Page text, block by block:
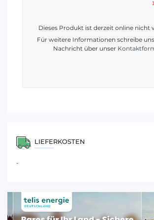
Dieses Produkt ist derzeit online nicht
Für weitere Informationen schreibe
Nachricht über unser
LIEFERKOSTEN
-